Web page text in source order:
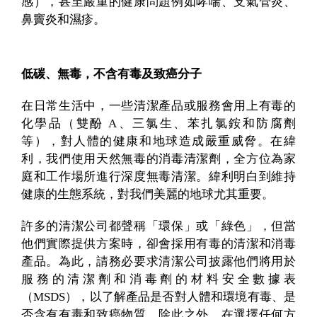
鼻竇炎和濕疹。
低碳、無毒，不含有毒及致癌分子
在日常生活中，一些清潔產品或服務會用上有毒的
化學品（雙酚 A、三氯生、苯扎氯銨和防腐劑
等），對人體的健康和地球造成嚴重威脅。在緯
利，我們使用天然無毒的消毒清潔劑，全方位為家
庭和工作場所進行深度無毒清潔。緯利明白到維持
健康的生態系統，對我們美麗的地球尤其重要。
許多的清潔公司都聲稱「環保」或「綠色」，但當
他們實際提供方案時，卻會採用有毒的清潔和消毒
產品。為此，請務必要求清潔公司披露他們將用於
服務的清潔劑和消毒劑的材料安全數據表
（MSDS），以了解產品是否對人體和環境有毒、是